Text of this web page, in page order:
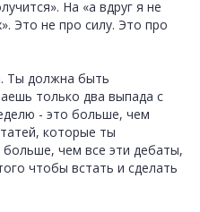
На «а вдруг я не
Это не про силу. Это про
Ты должна быть
только два выпада с
- это больше, чем
которые ты
чем все эти дебаты,
чтобы встать и сделать